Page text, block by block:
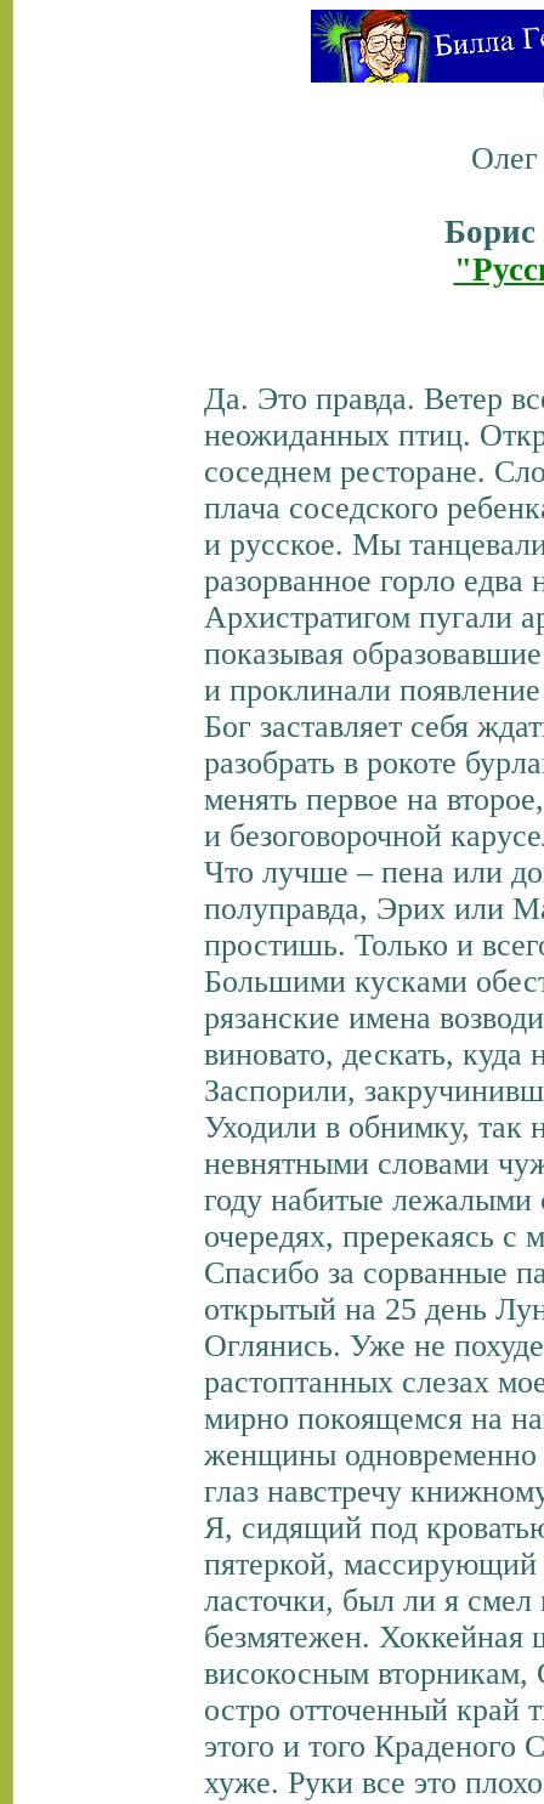
Олег
Да. Это правда. Ветер
неожиданных птиц.
соседнем ресторане.
плача соседского
и русское. Мы
разорванное горло
Архистратигом пугали
показывая
и проклинали
Бог заставляет себя
разобрать в рокоте
менять первое на
и безоговорочной
Что лучше – пена или
полуправда, Эрих или
простишь. Только и
Большими кусками
рязанские имена
виновато, дескать, куда
Заспорили,
Уходили в обнимку, так
невнятными словами
году набитые лежалыми
очередях, пререкаясь
Спасибо за сорванные
открытый на 25 день
Оглянись. Уже не
растоптанных слезах
мирно покоящемся на
женщины одновременно
глаз навстречу
Я, сидящий под
пятеркой,
ласточки, был ли я
безмятежен.
високосным вторникам,
остро отточенный край
этого и того
хуже. Руки все это